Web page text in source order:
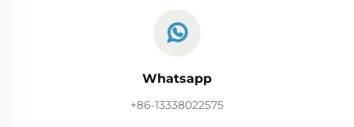
Whatsapp
+86-13338022575